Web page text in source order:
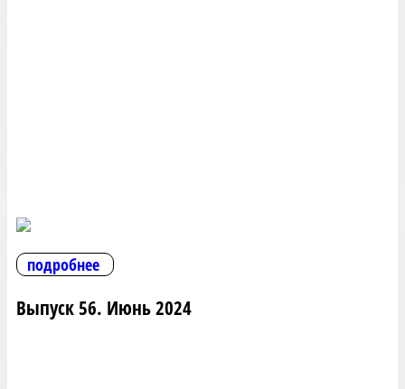
подробнее
Выпуск 56. Июнь 2024